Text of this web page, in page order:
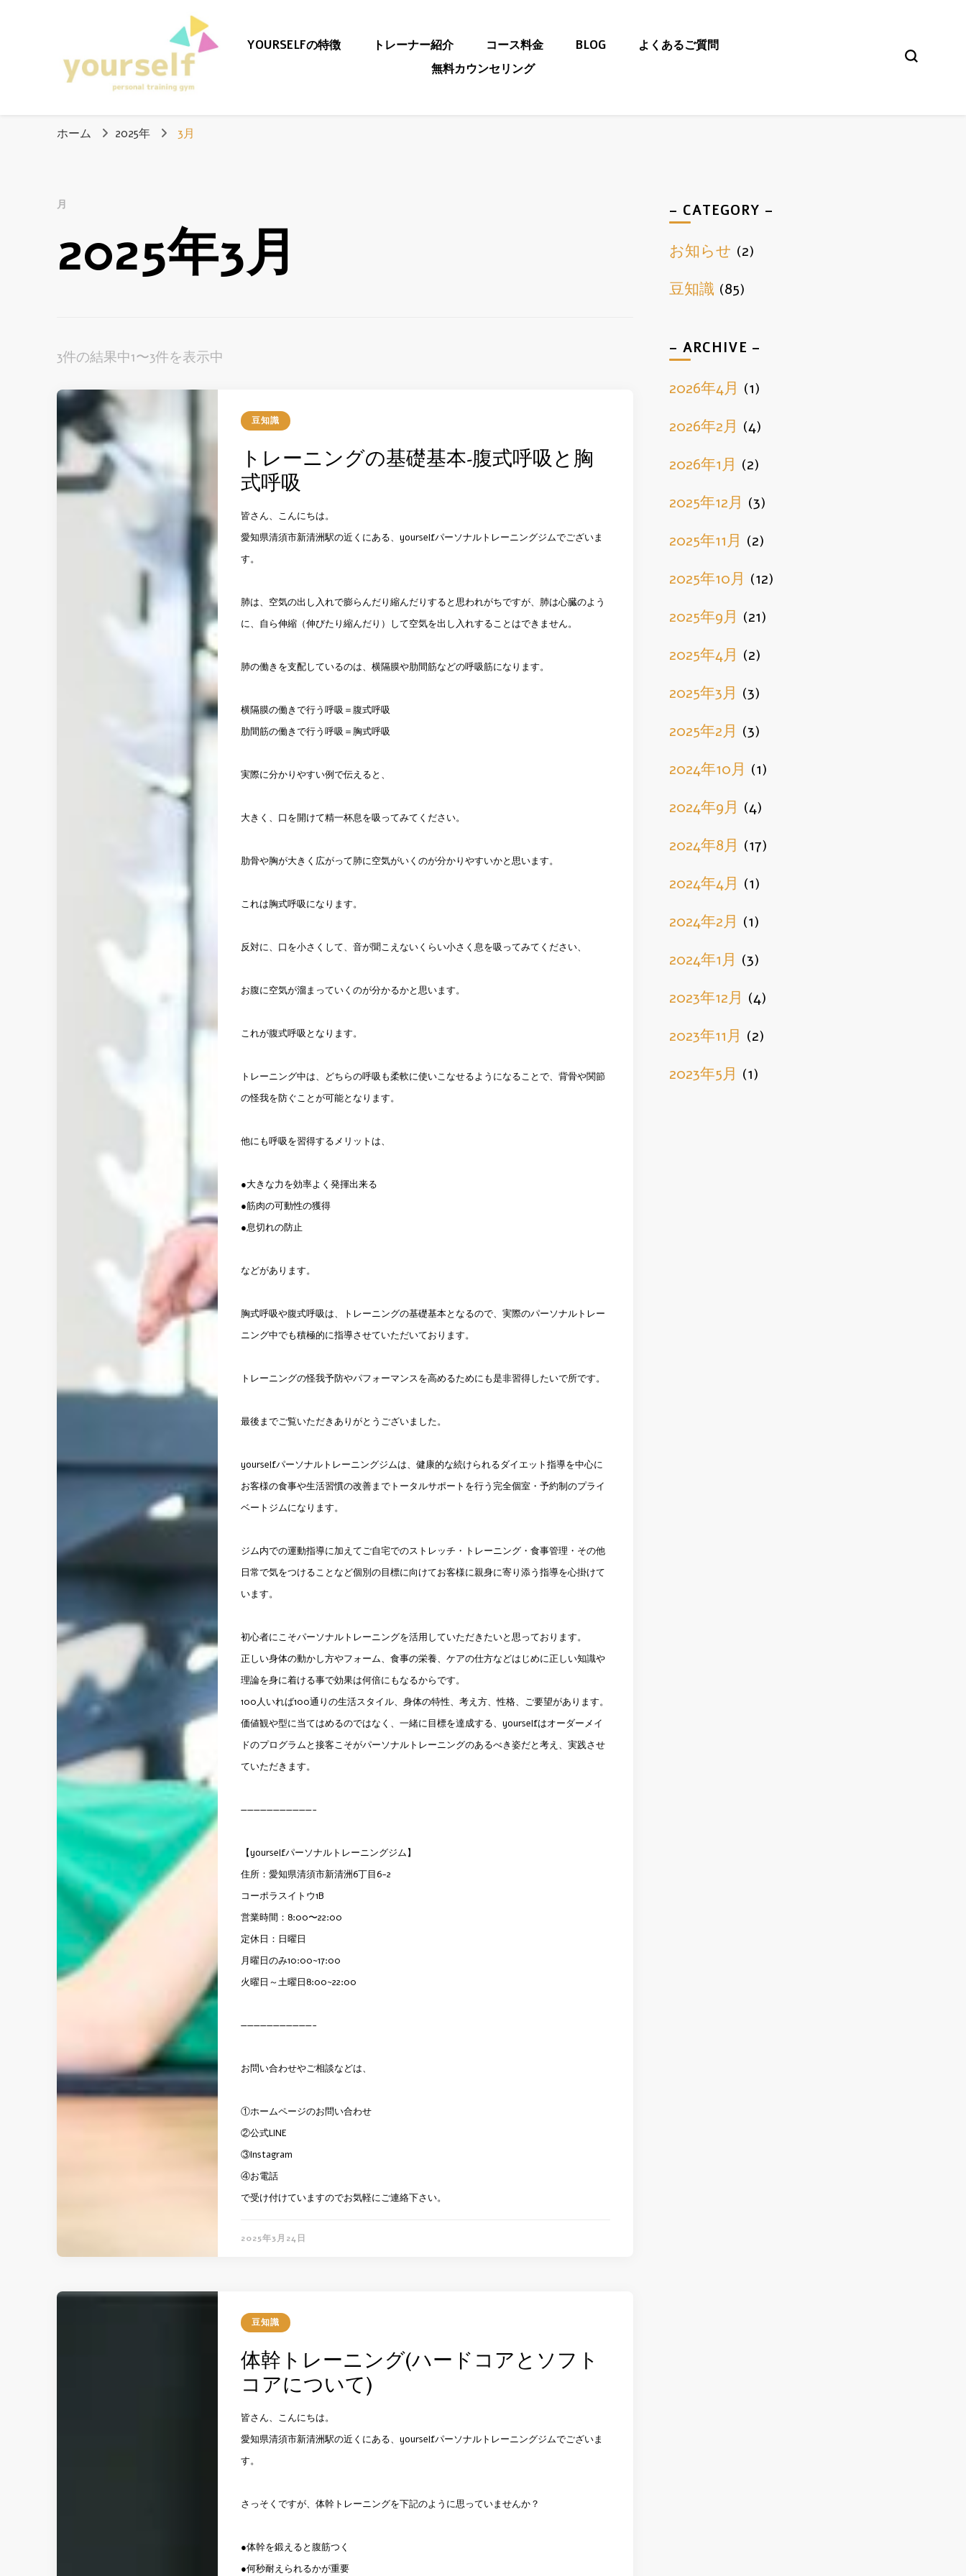
愛知県清須市のパーソナルトレーニングジム
「yourself」
YOURSELFの特徴 トレーナー紹介 コース料金 BLOG
よくあるご質問
無料カウンセリング
ホーム 2025年 3月
月
2025年3月
3件の結果中1〜3件を表示中
豆知識
トレーニングの基礎基本-腹式呼吸と胸
式呼吸
皆さん、こんにちは。
愛知県清須市新清洲駅の近くにある、yourselfパーソナルトレーニングジムでございま
す。
肺は、空気の出し入れで膨らんだり縮んだりすると思われがちですが、肺は心臓のよう
に、自ら伸縮（伸びたり縮んだり）して空気を出し入れすることはできません。
肺の働きを支配しているのは、横隔膜や肋間筋などの呼吸筋になります。
横隔膜の働きで行う呼吸＝腹式呼吸
肋間筋の働きで行う呼吸＝胸式呼吸
実際に分かりやすい例で伝えると、
大きく、口を開けて精一杯息を吸ってみてください。
肋骨や胸が大きく広がって肺に空気がいくのが分かりやすいかと思います。
これは胸式呼吸になります。
反対に、口を小さくして、音が聞こえないくらい小さく息を吸ってみてください、
お腹に空気が溜まっていくのが分かるかと思います。
これが腹式呼吸となります。
トレーニング中は、どちらの呼吸も柔軟に使いこなせるようになることで、背骨や関節
の怪我を防ぐことが可能となります。
他にも呼吸を習得するメリットは、
●大きな力を効率よく発揮出来る
●筋肉の可動性の獲得
●息切れの防止
などがあります。
胸式呼吸や腹式呼吸は、トレーニングの基礎基本となるので、実際のパーソナルトレー
ニング中でも積極的に指導させていただいております。
トレーニングの怪我予防やパフォーマンスを高めるためにも是非習得したいで所です。
最後までご覧いただきありがとうございました。
yourselfパーソナルトレーニングジムは、健康的な続けられるダイエット指導を中心に
お客様の食事や生活習慣の改善までトータルサポートを行う完全個室・予約制のプライ
ベートジムになります。
ジム内での運動指導に加えてご自宅でのストレッチ・トレーニング・食事管理・その他
日常で気をつけることなど個別の目標に向けてお客様に親身に寄り添う指導を心掛けて
います。
初心者にこそパーソナルトレーニングを活用していただきたいと思っております。
正しい身体の動かし方やフォーム、食事の栄養、ケアの仕方などはじめに正しい知識や
理論を身に着ける事で効果は何倍にもなるからです。
100人いれば100通りの生活スタイル、身体の特性、考え方、性格、ご要望があります。
価値観や型に当てはめるのではなく、一緒に目標を達成する、yourselfはオーダーメイ
ドのプログラムと接客こそがパーソナルトレーニングのあるべき姿だと考え、実践させ
ていただきます。
———————————-
【yourselfパーソナルトレーニングジム】
住所：愛知県清須市新清洲6丁目6-2
コーポラスイトウ1B
営業時間：8:00〜22:00
定休日：日曜日
月曜日のみ10:00~17:00
火曜日～土曜日8:00~22:00
———————————-
お問い合わせやご相談などは、
①ホームページのお問い合わせ
②公式LINE
③Instagram
④お電話
で受け付けていますのでお気軽にご連絡下さい。
2025年3月24日
豆知識
体幹トレーニング(ハードコアとソフト
コアについて)
皆さん、こんにちは。
愛知県清須市新清洲駅の近くにある、yourselfパーソナルトレーニングジムでございま
す。
さっそくですが、体幹トレーニングを下記のように思っていませんか？
●体幹を鍛えると腹筋つく
●何秒耐えられるかが重要
– CATEGORY –
お知らせ (2)
豆知識 (85)
– ARCHIVE –
2026年4月 (1)
2026年2月 (4)
2026年1月 (2)
2025年12月 (3)
2025年11月 (2)
2025年10月 (12)
2025年9月 (21)
2025年4月 (2)
2025年3月 (3)
2025年2月 (3)
2024年10月 (1)
2024年9月 (4)
2024年8月 (17)
2024年4月 (1)
2024年2月 (1)
2024年1月 (3)
2023年12月 (4)
2023年11月 (2)
2023年5月 (1)